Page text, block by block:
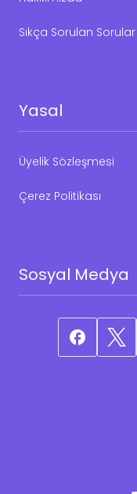
Sıkça Sorulan Sorular
Yasal
Üyelik Sözleşmesi
Çerez Politikası
Sosyal Medya